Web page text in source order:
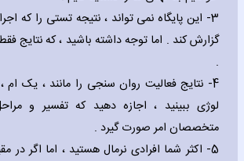
3- این پایگاه نمی تواند ، نتیجه تستی را که
گزارش کند . اما توجه داشته باشید ، که نتایج
.
4- نتایج فعالیت روان سنجی را مانند ، یک ام
لوژی ببینید ، اجازه دهید که تفسیر و
متخصصان امر صورت گیرد .
5- اکثر شما افرادی نرمال هستید ، اما اگر در